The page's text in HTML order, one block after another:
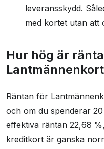
leveransskydd.
med kortet utan att
Hur hög är
Räntan för
och om du spenderar
effektiva räntan 22,68
kreditkort är ganska